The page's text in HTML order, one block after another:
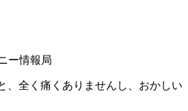
ー情報局
、全く痛くありませんし、おかしい